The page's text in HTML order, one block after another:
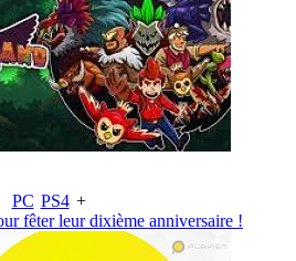
PC PS4 +
fêter leur dixième anniversaire !